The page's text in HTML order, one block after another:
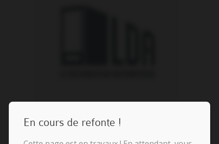
En cours de refonte !